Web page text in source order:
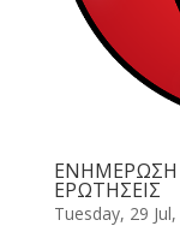
ΕΝΗΜΕΡΩΣΗ
ΕΡΩΤΗΣΕΙΣ
Tuesday, 29